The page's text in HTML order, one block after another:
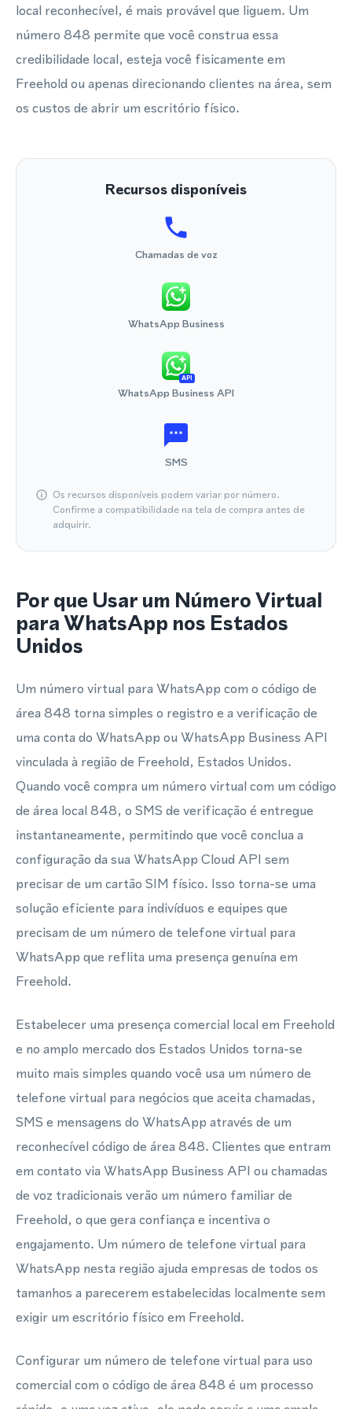
local reconhecível, é mais provável que liguem. Um
número 848 permite que você construa essa
credibilidade local, esteja você fisicamente em
Freehold ou apenas direcionando clientes na área, sem
os custos de abrir um escritório físico.
Recursos disponíveis
Chamadas de voz
WhatsApp Business
API
WhatsApp Business API
SMS
Os recursos disponíveis podem variar por número.
Confirme a compatibilidade na tela de compra antes de
adquirir.
Por que Usar um Número Virtual
para WhatsApp nos Estados
Unidos
Um número virtual para WhatsApp com o código de
área 848 torna simples o registro e a verificação de
uma conta do WhatsApp ou WhatsApp Business API
vinculada à região de Freehold, Estados Unidos.
Quando você compra um número virtual com um código
de área local 848, o SMS de verificação é entregue
instantaneamente, permitindo que você conclua a
configuração da sua WhatsApp Cloud API sem
precisar de um cartão SIM físico. Isso torna-se uma
solução eficiente para indivíduos e equipes que
precisam de um número de telefone virtual para
WhatsApp que reflita uma presença genuína em
Freehold.
Estabelecer uma presença comercial local em Freehold
e no amplo mercado dos Estados Unidos torna-se
muito mais simples quando você usa um número de
telefone virtual para negócios que aceita chamadas,
SMS e mensagens do WhatsApp através de um
reconhecível código de área 848. Clientes que entram
em contato via WhatsApp Business API ou chamadas
de voz tradicionais verão um número familiar de
Freehold, o que gera confiança e incentiva o
engajamento. Um número de telefone virtual para
WhatsApp nesta região ajuda empresas de todos os
tamanhos a parecerem estabelecidas localmente sem
exigir um escritório físico em Freehold.
Configurar um número de telefone virtual para uso
comercial com o código de área 848 é um processo